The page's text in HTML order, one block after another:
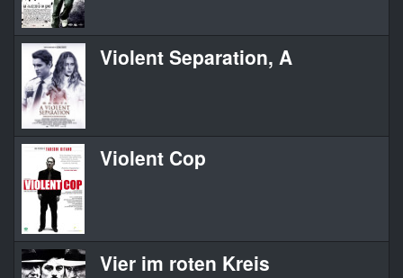
Violent Separation, A
Violent Cop
Vier im roten Kreis